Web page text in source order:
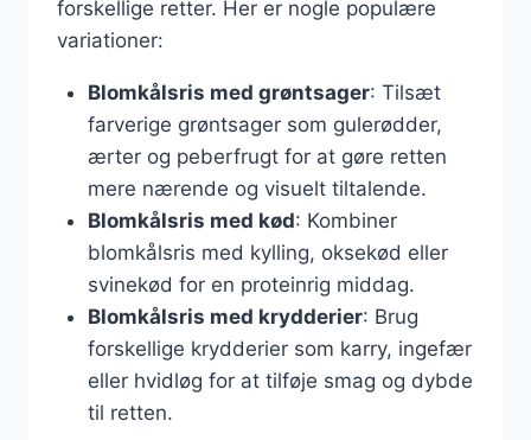
forskellige retter. Her er nogle populære
variationer:
Blomkålsris med grøntsager: Tilsæt
farverige grøntsager som gulerødder,
ærter og peberfrugt for at gøre retten
mere nærende og visuelt tiltalende.
Blomkålsris med kød: Kombiner
blomkålsris med kylling, oksekød eller
svinekød for en proteinrig middag.
Blomkålsris med krydderier: Brug
forskellige krydderier som karry, ingefær
eller hvidløg for at tilføje smag og dybde
til retten.